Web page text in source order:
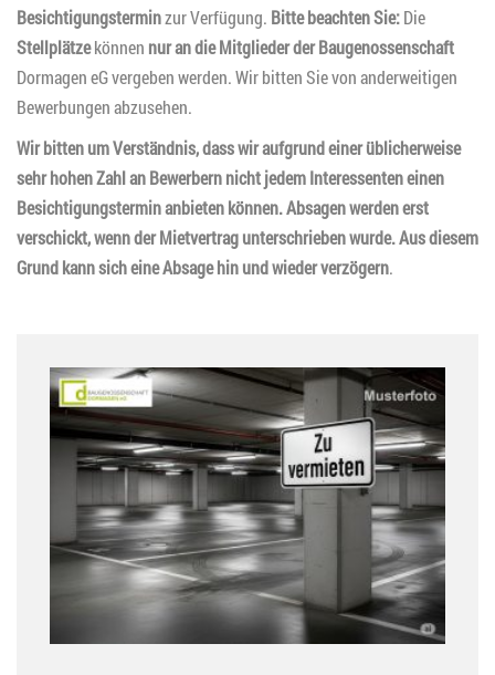
Besichtigungsterminzur Verfügung. Bitte beachten Sie:Die
Stellplätzekönnen nur an die Mitglieder der Baugenossenschaft
Dormagen eG vergeben werden. Wir bitten Sie von anderweitigen
Bewerbungen abzusehen.
Wir bitten um Verständnis, dass wir aufgrund einer üblicherweise
sehr hohen Zahl an Bewerbern nicht jedem Interessenten einen
Besichtigungstermin anbieten können. Absagen werden erst
verschickt, wenn der Mietvertrag unterschrieben wurde. Aus diesem
Grund kann sich eine Absage hin und wieder verzögern.